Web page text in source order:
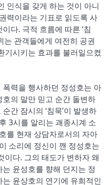
인식을 갖게 하는 것이 아니
력이라는 기표로 읽도록 사
다. 극적 흐름에 따른 ‘침
는 관객들에게 여전히 공권
기시키는 효과를 불러일으켰
력을 행사하던 정성호는 아
의 말만 믿고 순간 돌변하
간 잠시의 ‘침묵’이 발생하
3시를 알리는 괘종시계 소
를 현재 상담자로서의 자아
소리에 정신이 깬 정성호는
이다. 그의 태도가 변하자 왜
윤성호를 향해 던지는 정
윤상호의 연기에 유희적인